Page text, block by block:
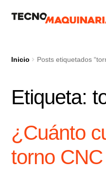
IrIr
Productos
Servicio
Inicio Posts etiquetados
Etiqueta:
¿Cuánto
torno